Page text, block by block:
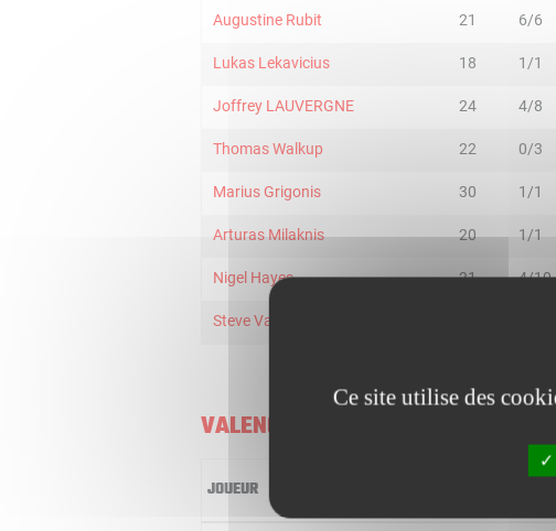
Augustine Rubit 21 6/6
Lukas Lekavicius 18 1/1
Joffrey LAUVERGNE 24 4/8
Thomas Walkup 22 0/3
Marius Grigonis 30 1/1
Arturas Milaknis 20 1/1
Nigel Hayes 21 4/10
Steve Vasturia
VALENCIA BASKET
JOUEUR
Ce site utilise des